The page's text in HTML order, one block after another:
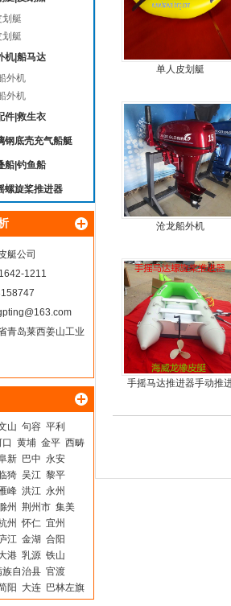
艇
艇
机|船马达
外机
外机
件|救生衣
钢底壳充气船艇
船|钓鱼船
螺旋桨推进器
艇公司
1211
青岛莱西姜山工业
山 句容 平利
黄埔 金平 西畴
新 巴中 永安
猗 吴江 黎平
峰 洪江 永州
州 荆州市 集美
州 怀仁 宜州
江 金湖 合阳
港 乳源 铁山
族自治县 官渡
阳 大连
巴林左旗
单人皮划艇
沧龙船外机
手摇马达推进器手动推